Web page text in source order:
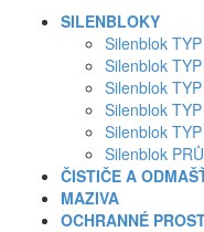
SILENBLOKY
Silenblok TYP
Silenblok
Silenblok
Silenblok
Silenblok
Silenblok
ČISTIČE A
MAZIVA
OCHRANNÉ